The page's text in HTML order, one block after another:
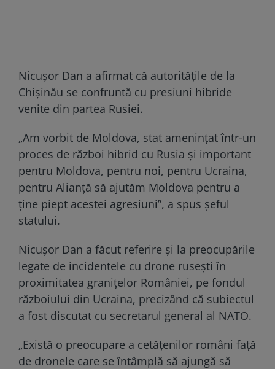
Nicușor Dan a afirmat că autorităţile de la
Chişinău se confruntă cu presiuni hibride
venite din partea Rusiei.
„Am vorbit de Moldova, stat ameninţat într-un
proces de război hibrid cu Rusia şi important
pentru Moldova, pentru noi, pentru Ucraina,
pentru Alianţă să ajutăm Moldova pentru a
ţine piept acestei agresiuni”, a spus şeful
statului.
Nicușor Dan a făcut referire şi la preocupările
legate de incidentele cu drone ruseşti în
proximitatea graniţelor României, pe fondul
războiului din Ucraina, precizând că subiectul
a fost discutat cu secretarul general al NATO.
„Există o preocupare a cetăţenilor români faţă
de dronele care se întâmplă să ajungă să